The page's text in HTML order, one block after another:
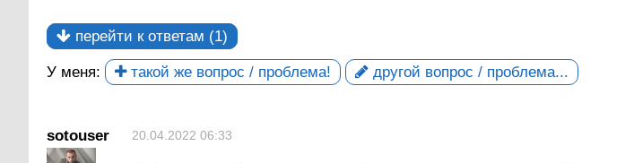
перейти к ответам (1)
У меня: такой же вопрос / проблема! другой вопрос / проблема...
sotouser 20.04.2022 06:33